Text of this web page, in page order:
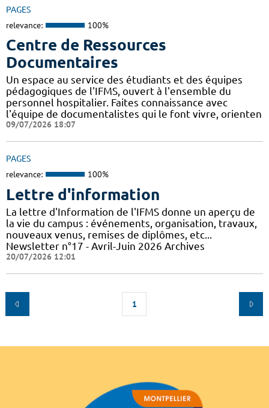
PAGES
relevance: 100%
Centre de Ressources
Documentaires
Un espace au service des étudiants et des équipes
pédagogiques de l'IFMS, ouvert à l'ensemble du
personnel hospitalier. Faites connaissance avec
l'équipe de documentalistes qui le font vivre, orienten
09/07/2026 18:07
PAGES
relevance: 100%
Lettre d'information
La lettre d'Information de l'IFMS donne un aperçu de
la vie du campus : événements, organisation, travaux,
nouveaux venus, remises de diplômes, etc...
Newsletter n°17 - Avril-Juin 2026 Archives
20/07/2026 12:01
1